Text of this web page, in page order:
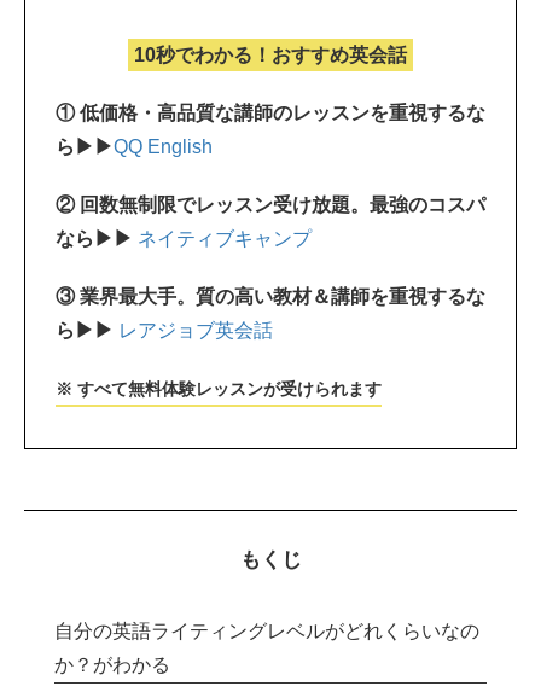
10秒でわかる！おすすめ英会話
① 低価格・高品質な講師のレッスンを重視するな
ら▶▶QQ English
② 回数無制限でレッスン受け放題。最強のコスパ
なら▶▶ ネイティブキャンプ
③ 業界最大手。質の高い教材＆講師を重視するな
ら▶▶ レアジョブ英会話
※ すべて無料体験レッスンが受けられます
もくじ
自分の英語ライティングレベルがどれくらいなの
か？がわかる